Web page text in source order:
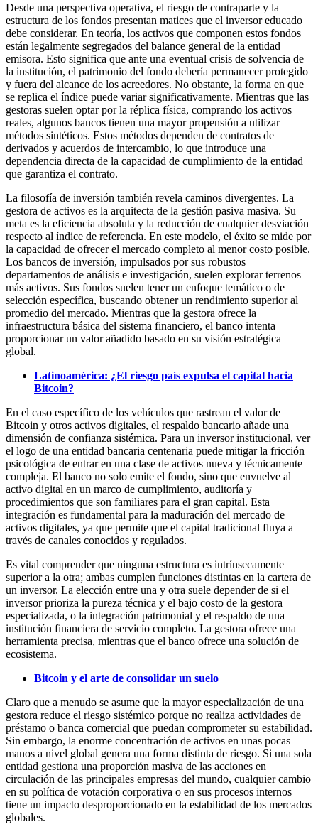
Desde una perspectiva operativa, el riesgo de contraparte y la
estructura de los fondos presentan matices que el inversor educado
debe considerar. En teoría, los activos que componen estos fondos
están legalmente segregados del balance general de la entidad
emisora. Esto significa que ante una eventual crisis de solvencia de
la institución, el patrimonio del fondo debería permanecer protegido
y fuera del alcance de los acreedores. No obstante, la forma en que
se replica el índice puede variar significativamente. Mientras que las
gestoras suelen optar por la réplica física, comprando los activos
reales, algunos bancos tienen una mayor propensión a utilizar
métodos sintéticos. Estos métodos dependen de contratos de
derivados y acuerdos de intercambio, lo que introduce una
dependencia directa de la capacidad de cumplimiento de la entidad
que garantiza el contrato.
La filosofía de inversión también revela caminos divergentes. La
gestora de activos es la arquitecta de la gestión pasiva masiva. Su
meta es la eficiencia absoluta y la reducción de cualquier desviación
respecto al índice de referencia. En este modelo, el éxito se mide por
la capacidad de ofrecer el mercado completo al menor costo posible.
Los bancos de inversión, impulsados por sus robustos
departamentos de análisis e investigación, suelen explorar terrenos
más activos. Sus fondos suelen tener un enfoque temático o de
selección específica, buscando obtener un rendimiento superior al
promedio del mercado. Mientras que la gestora ofrece la
infraestructura básica del sistema financiero, el banco intenta
proporcionar un valor añadido basado en su visión estratégica
global.
Latinoamérica: ¿El riesgo país expulsa el capital hacia
Bitcoin?
En el caso específico de los vehículos que rastrean el valor de
Bitcoin y otros activos digitales, el respaldo bancario añade una
dimensión de confianza sistémica. Para un inversor institucional, ver
el logo de una entidad bancaria centenaria puede mitigar la fricción
psicológica de entrar en una clase de activos nueva y técnicamente
compleja. El banco no solo emite el fondo, sino que envuelve al
activo digital en un marco de cumplimiento, auditoría y
procedimientos que son familiares para el gran capital. Esta
integración es fundamental para la maduración del mercado de
activos digitales, ya que permite que el capital tradicional fluya a
través de canales conocidos y regulados.
Es vital comprender que ninguna estructura es intrínsecamente
superior a la otra; ambas cumplen funciones distintas en la cartera de
un inversor. La elección entre una y otra suele depender de si el
inversor prioriza la pureza técnica y el bajo costo de la gestora
especializada, o la integración patrimonial y el respaldo de una
institución financiera de servicio completo. La gestora ofrece una
herramienta precisa, mientras que el banco ofrece una solución de
ecosistema.
Bitcoin y el arte de consolidar un suelo
Claro que a menudo se asume que la mayor especialización de una
gestora reduce el riesgo sistémico porque no realiza actividades de
préstamo o banca comercial que puedan comprometer su estabilidad.
Sin embargo, la enorme concentración de activos en unas pocas
manos a nivel global genera una forma distinta de riesgo. Si una sola
entidad gestiona una proporción masiva de las acciones en
circulación de las principales empresas del mundo, cualquier cambio
en su política de votación corporativa o en sus procesos internos
tiene un impacto desproporcionado en la estabilidad de los mercados
globales.